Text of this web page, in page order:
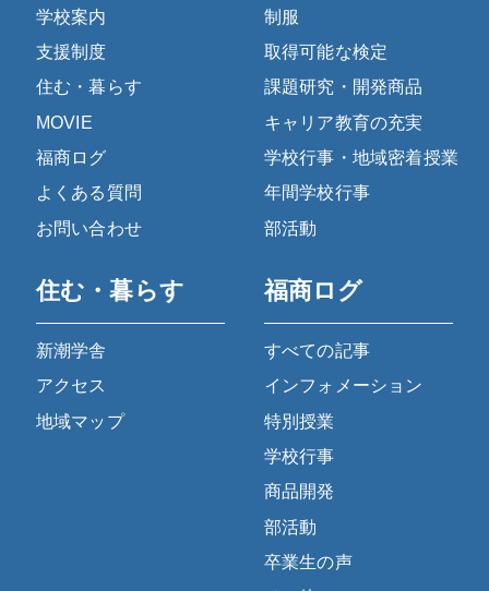
学校案内
支援制度
住む・暮らす
MOVIE
福商ログ
よくある質問
お問い合わせ
制服
取得可能な検定
課題研究・開発商品
キャリア教育の充実
学校行事・地域密着授業
年間学校行事
部活動
住む・暮らす
新潮学舎
アクセス
地域マップ
福商ログ
すべての記事
インフォメーション
特別授業
学校行事
商品開発
部活動
卒業生の声